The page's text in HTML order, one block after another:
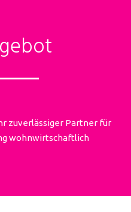
zuverlässiger Partner für
wohnwirtschaftlich